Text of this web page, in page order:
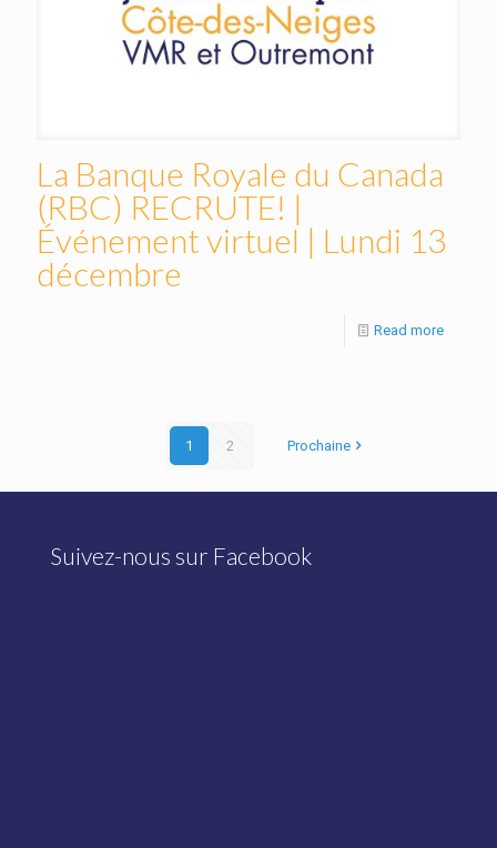
La Banque Royale du Canada
(RBC) RECRUTE! |
Événement virtuel | Lundi 13
décembre
Read more
1 2 Prochaine
Suivez-nous sur Facebook